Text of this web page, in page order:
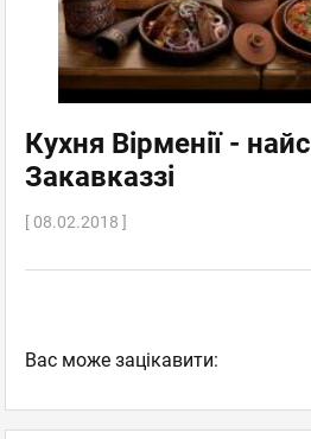
Кухня Вірменії -
Закавказзі
[ 08.02.2018 ]
Вас може зацікавити: